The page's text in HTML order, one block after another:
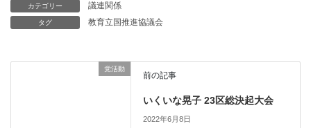
カテゴリー 議連関係
タグ 教育立国推進協議会
党活動
前の記事
いくいな晃子 23区総決起大会
2022年6月8日